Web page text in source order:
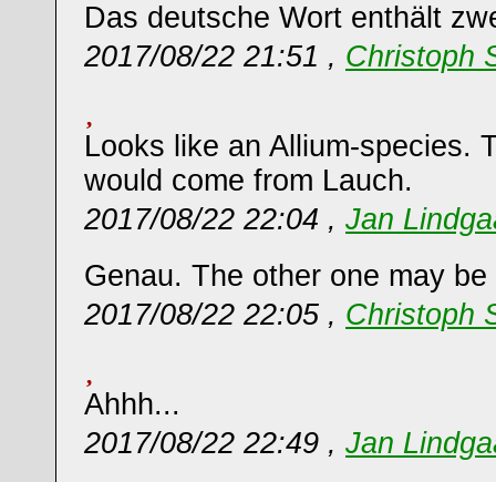
Das deutsche Wort enthält
2017/08/22 21:51 , Christoph
Looks like an Allium-species.
would come from Lauch.
2017/08/22 22:04 , Jan
Genau. The other one may
2017/08/22 22:05 , Christoph
Ahhh...
2017/08/22 22:49 , Jan